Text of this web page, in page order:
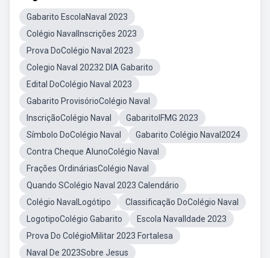
Gabarito EscolaNaval 2023
Colégio NavalInscrições 2023
Prova DoColégio Naval 2023
Colegio Naval 20232 DIA Gabarito
Edital DoColégio Naval 2023
Gabarito ProvisórioColégio Naval
InscriçãoColégio Naval
GabaritoIFMG 2023
Símbolo DoColégio Naval
Gabarito Colégio Naval2024
Contra Cheque AlunoColégio Naval
Frações OrdináriasColégio Naval
Quando SColégio Naval 2023 Calendário
Colégio NavalLogótipo
Classificação DoColégio Naval
LogotipoColégio Gabarito
Escola NavalIdade 2023
Prova Do ColégioMilitar 2023 Fortalesa
Naval De 2023Sobre Jesus